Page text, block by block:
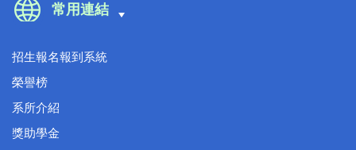
常用連結
招生報名報到系統
榮譽榜
系所介紹
獎助學金